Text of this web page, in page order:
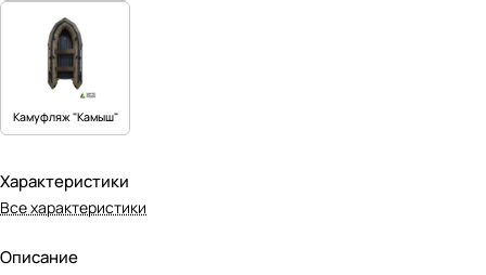
Камуфляж "Камыш"
Характеристики
Все характеристики
Описание